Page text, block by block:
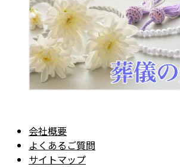
会社概要
よくあるご質問
サイトマップ